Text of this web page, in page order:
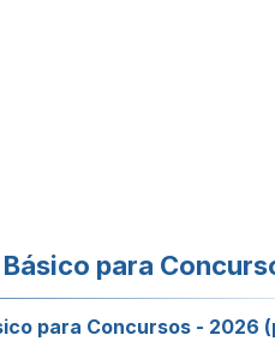
para
para Concursos - 2026